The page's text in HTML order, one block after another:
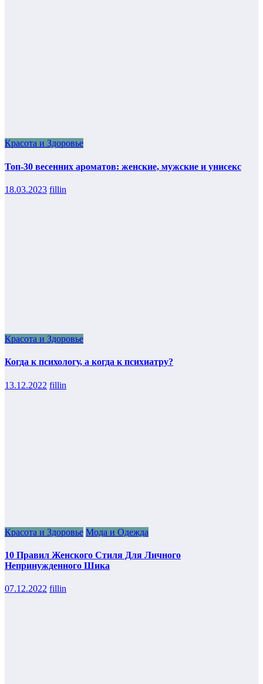
Красота и Здоровье
Топ-30 весенних ароматов: женские, мужские и унисекс
18.03.2023 fillin
Красота и Здоровье
Когда к психологу, а когда к психиатру?
13.12.2022 fillin
Красота и Здоровье Мода и Одежда
10 Правил Женского Стиля Для Личного
Непринужденного Шика
07.12.2022 fillin